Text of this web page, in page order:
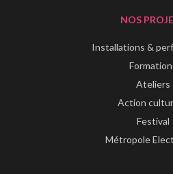
NOS
Installations &
Ateliers
Action
Festival
Métropole